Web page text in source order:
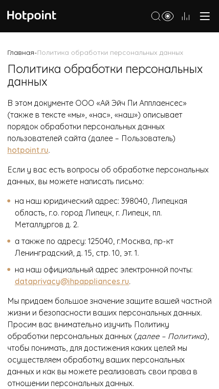
Морозильные камеры
Стиральные и сушильные машины
Посудомоечные машины
Варочные панели
Духовые шкафы
Вытяжки
Микроволновые печи
Малая бытовая техника
О Hotpoint
Технологии
Где купить
Сервис
8 800 3333 887
Главная-Политика обработки персональных данных
Политика обработки персональных
данных
В этом документе ООО «Ай Эйч Пи Апплаенсес»
(также в тексте «мы», «нас», «наш») описывает
порядок обработки персональных данных
пользователей сайта (далее – Пользователь)
hotpoint.ru.
Если у вас есть вопросы об обработке персональных
данных, вы можете написать письмо:
на наш юридический адрес: 398040, Липецкая
область, г.о. город Липецк, г. Липецк, пл.
Металлургов д. 2.
а также по адресу: 125040, г.Москва, пр-кт
Ленинградский, д. 15, стр. 10, эт. 1.
на наш официальный адрес электронной почты:
dataprivacy@ihpappliances.ru.
Мы придаем большое значение защите вашей частной
жизни и безопасности ваших персональных данных.
Просим вас внимательно изучить Политику
обработки персональных данных (далее – Политика),
чтобы понимать, для достижения каких целей мы
осуществляем обработку ваших персональных
данных и как вы можете реализовать свои права в
отношении персональных данных.